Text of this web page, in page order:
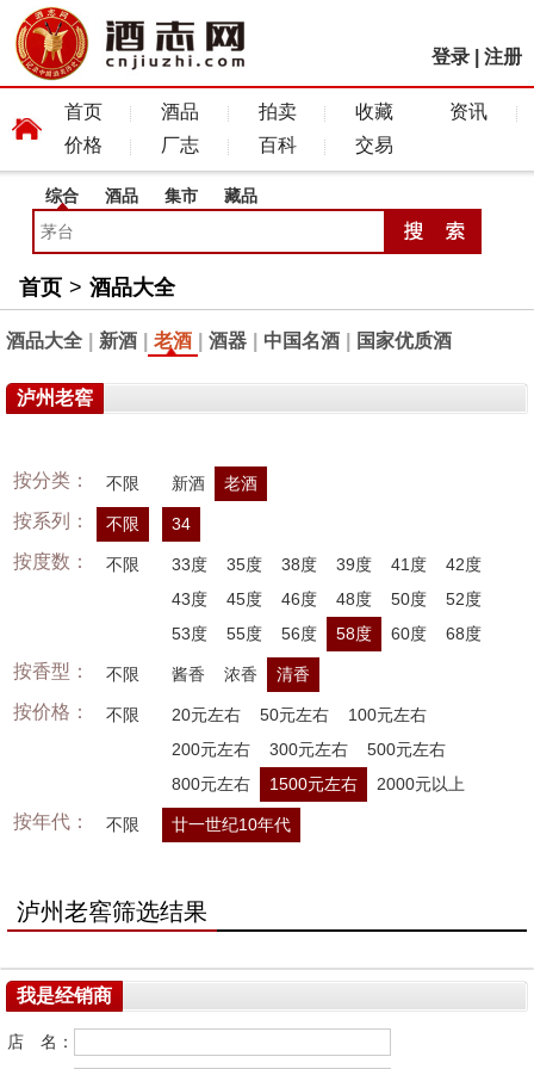
登录 注册
首页 酒品 拍卖 收藏
资讯
价格
厂志 百科 交易
综合 酒品 集市 藏品
首页 > 酒品大全
酒品大全 新酒 老酒 酒器 中国名酒 国家优质酒
泸州老窖
按分类： 不限 新酒 老酒
按系列： 不限 34
按度数： 不限 33度 35度 38度 39度 41度
42度
43度
45度 46度 48度 50度
52度
53度
55度 56度 58度 60度 68度
按香型： 不限 酱香 浓香 清香
按价格： 不限 20元左右 50元左右
100元左右
200元左右
300元左右
500元左右
800元左右
1500元左右 2000元以上
按年代： 不限 廿一世纪10年代
泸州老窖筛选结果
我是经销商
店 名：